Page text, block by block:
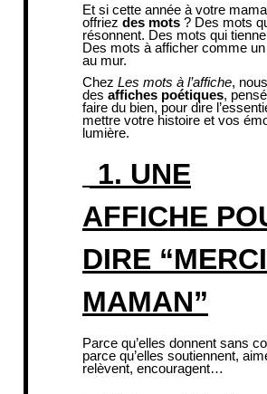
Et si cette année à votre
offriez des mots ? Des mots
résonnent. Des mots qui
Des mots à afficher comme
au mur.
Chez Les mots à l’affiche,
des affiches poétiques,
faire du bien, pour dire
mettre votre histoire et vos
lumière.
1. UNE
AFFICHE
DIRE “MERCI
MAMAN”
Parce qu’elles donnent sans
parce qu’elles soutiennent,
relèvent, encouragent…